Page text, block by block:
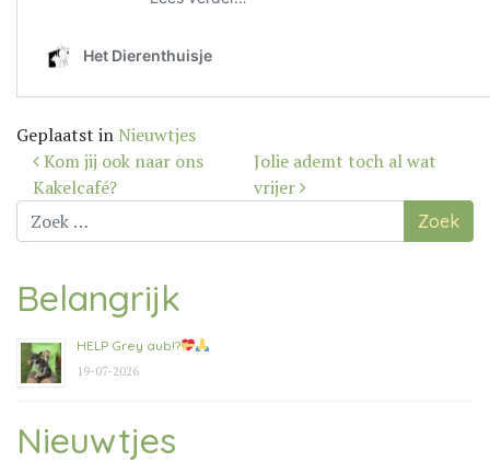
Geplaatst in Nieuwtjes
Bericht
navigatie
Kom jij ook naar ons
Kakelcafé?
Jolie ademt toch al wat
vrijer
Zoek
naar:
Belangrijk
HELP Grey aub!?
19-07-2026
Nieuwtjes